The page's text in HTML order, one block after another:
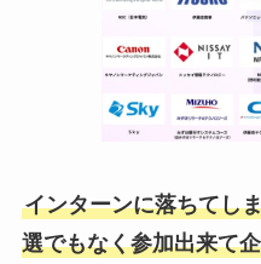
インターンに落ちてし
選でもなく参加出来て